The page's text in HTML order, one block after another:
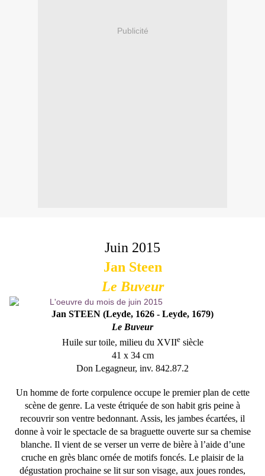
Publicité
Juin 2015
Jan Steen
Le Buveur
Jan STEEN (Leyde, 1626 - Leyde, 1679)
Le Buveur
Huile sur toile, milieu du XVIIesiècle
41 x 34 cm
Don Legagneur, inv. 842.87.2
Un homme de forte corpulence occupe le premier plan de cette
scène de genre. La veste étriquée de son habit gris peine à
recouvrir son ventre bedonnant. Assis, les jambes écartées, il
donne à voir le spectacle de sa braguette ouverte sur sa chemise
blanche. Il vient de se verser un verre de bière à l’aide d’une
cruche en grès blanc ornée de motifs foncés. Le plaisir de la
dégustation prochaine se lit sur son visage, aux joues rondes,